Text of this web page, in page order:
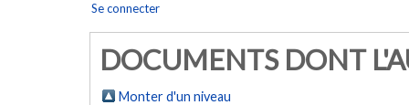
Se connecter
DOCUMENTS DONT
Monter d'un niveau